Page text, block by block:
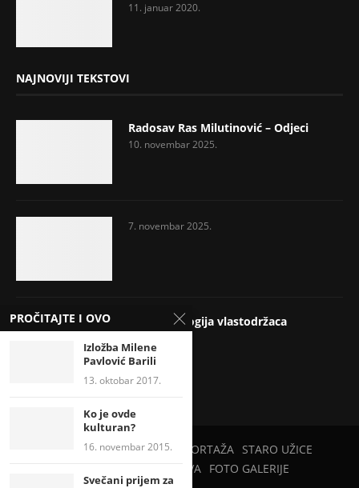
11. januar 2020.
NAJNOVIJI TEKSTOVI
Radosav Ras Milutinović – Odjeci
10. novembar 2025.
7. novembar 2025.
Psihopatologija vlastodržaca
PETAR PAN PRIRODA REPORTAŽA
STARO UŽICE
ZABAVA FOTO GALERIJE
PROČITAJTE I OVO
Izložba Milene
Pavlović Barili
13. oktobar 2017.
Ko je ovde
kulturan?
16. novembar 2015.
Svečani prijem za